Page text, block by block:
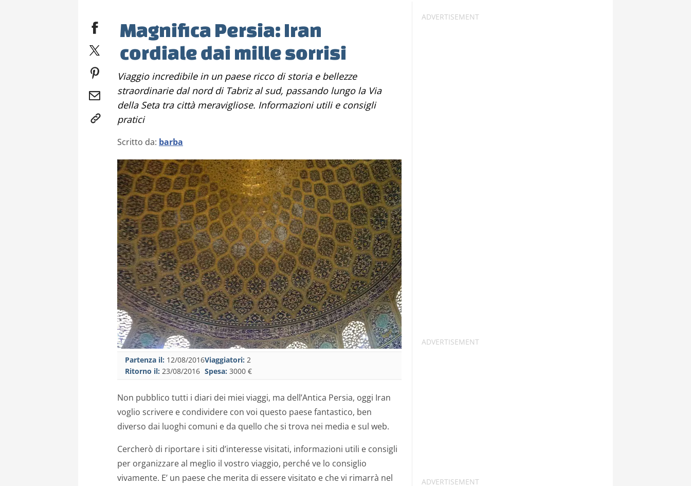
Magnifica Persia: Iran
cordiale dai mille sorrisi
Viaggio incredibile in un paese ricco di storia e bellezze
straordinarie dal nord di Tabriz al sud, passando lungo la Via
della Seta tra città meravigliose. Informazioni utili e consigli
pratici
Scritto da: barba
Partenza il: 12/08/2016
Ritorno il: 23/08/2016
Viaggiatori: 2
Spesa: 3000 €
Non pubblico tutti i diari dei miei viaggi, ma dell’Antica Persia, oggi Iran
voglio scrivere e condividere con voi questo paese fantastico, ben
diverso dai luoghi comuni e da quello che si trova nei media e sul web.
Cercherò di riportare i siti d’interesse visitati, informazioni utili e consigli
per organizzare al meglio il vostro viaggio, perché ve lo consiglio
vivamente. E’ un paese che merita di essere visitato e che vi rimarrà nel